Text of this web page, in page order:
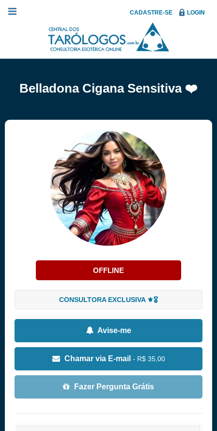
CADASTRE-SE LOGIN
Belladona Cigana Sensitiva ❤️
OFFLINE
CONSULTORA EXCLUSIVA ⚜️🎖️
Avise-me
Chamar via E-mail - R$ 35,00
Fazer Pergunta Grátis